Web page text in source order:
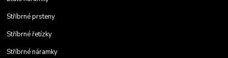
Stříbrné prsteny
Stříbrné řetízky
Stříbrné náramky